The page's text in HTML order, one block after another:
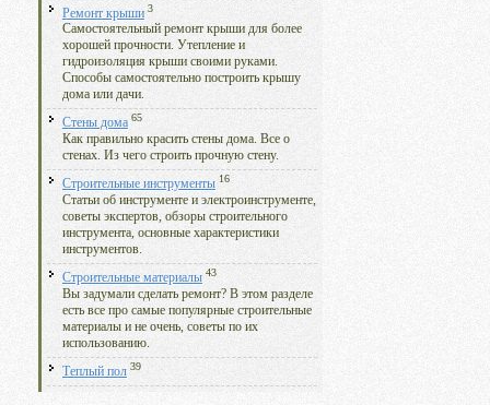
Ремонт крыши 3
Самостоятельный ремонт крыши для более
хорошей прочности. Утепление и
гидроизоляция крыши своими руками.
Способы самостоятельно построить крышу
дома или дачи.
Стены дома 65
Как правильно красить стены дома. Все о
стенах. Из чего строить прочную стену.
Строительные инструменты 16
Статьи об инструменте и электроинструменте,
советы экспертов, обзоры строительного
инструмента, основные характеристики
инструментов.
Строительные материалы 43
Вы задумали сделать ремонт? В этом разделе
есть все про самые популярные строительные
материалы и не очень, советы по их
использованию.
Теплый пол 39